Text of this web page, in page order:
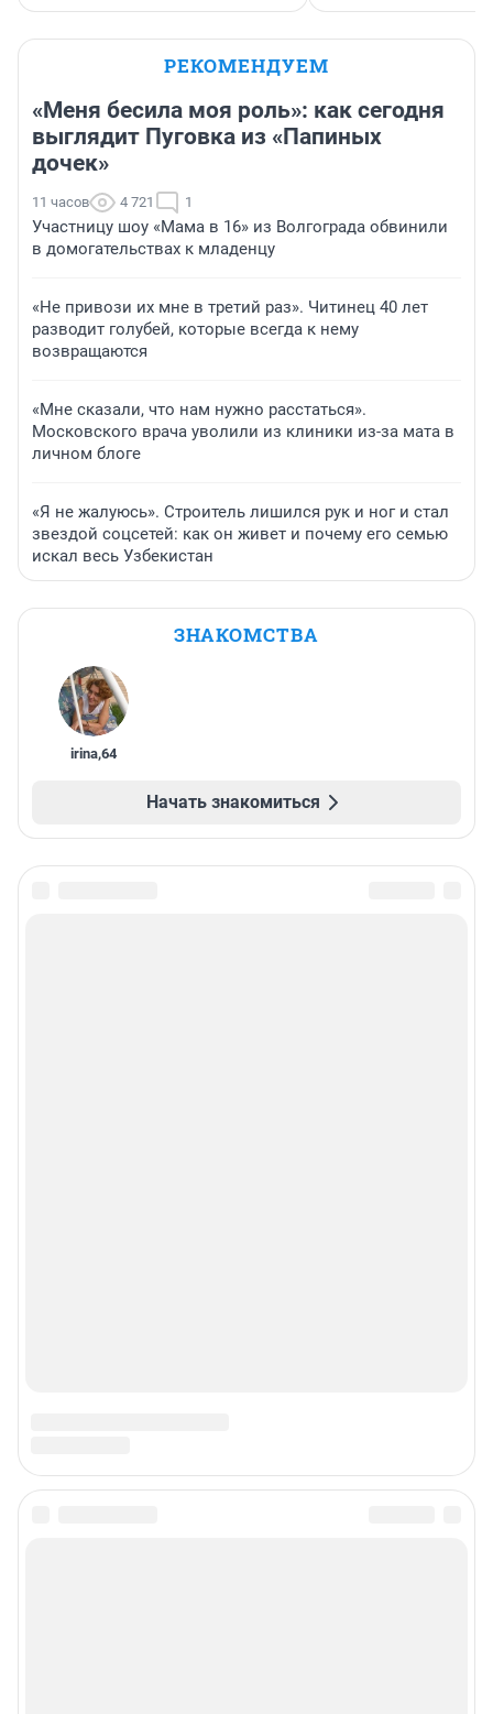
РЕКОМЕНДУЕМ
«Меня бесила моя роль»: как сегодня
выглядит Пуговка из «Папиных
дочек»
11 часов 4 721 1
Участницу шоу «Мама в 16» из Волгограда обвинили
в домогательствах к младенцу
«Не привози их мне в третий раз». Читинец 40 лет
разводит голубей, которые всегда к нему
возвращаются
«Мне сказали, что нам нужно расстаться».
Московского врача уволили из клиники из-за мата в
личном блоге
«Я не жалуюсь». Строитель лишился рук и ног и стал
звездой соцсетей: как он живет и почему его семью
искал весь Узбекистан
ЗНАКОМСТВА
irina,64
Начать знакомиться